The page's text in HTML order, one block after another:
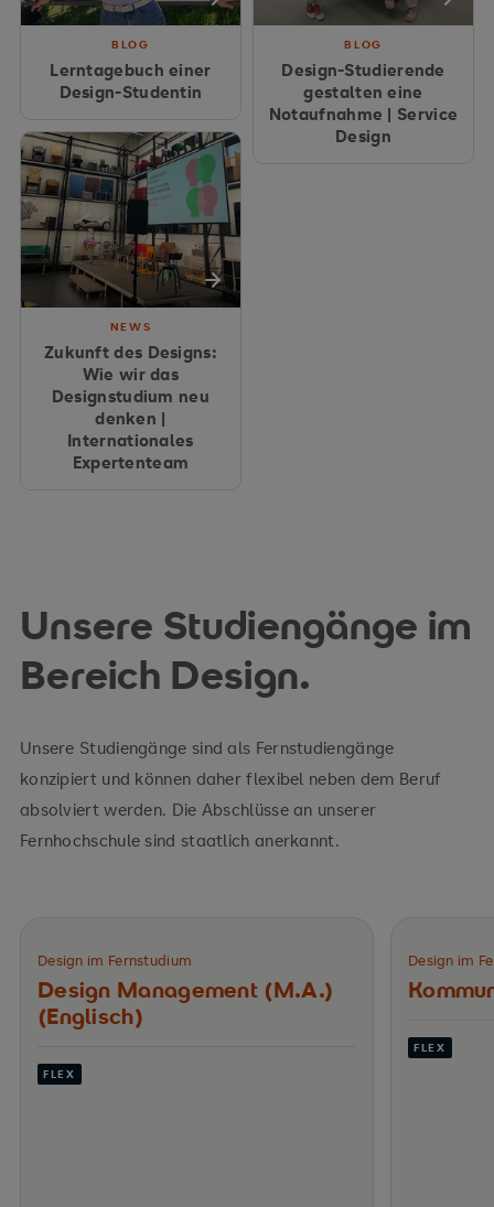
BLOG
Lerntagebuch einer
Design-Studentin
BLOG
Design-Studierende
gestalten eine
Notaufnahme | Service
Design
NEWS
Zukunft des Designs:
Wie wir das
Designstudium neu
denken |
Internationales
Expertenteam
Unsere Studiengänge im
Bereich Design.
Unsere Studiengänge sind als Fernstudiengänge
konzipiert und können daher flexibel neben dem Beruf
absolviert werden. Die Abschlüsse an unserer
Fernhochschule sind staatlich anerkannt.
Design im Fernstudium
Design Management (M.A.)
(Englisch)
FLEX
Design im
FLEX